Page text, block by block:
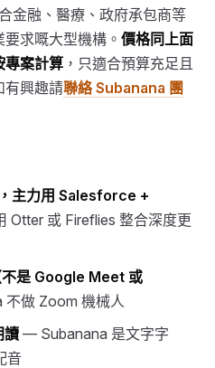
金融、醫療、政府承包商等
求嘅大型機構。 價格同上面
專案計算 ，只適合預算充足且
有興趣請聯絡 Subanana 團
主力用 Salesforce +
Otter 或 Fireflies 整合深度更
是 Google Meet 或
做 Zoom 機械人
讀 — Subanana 是文字字
音